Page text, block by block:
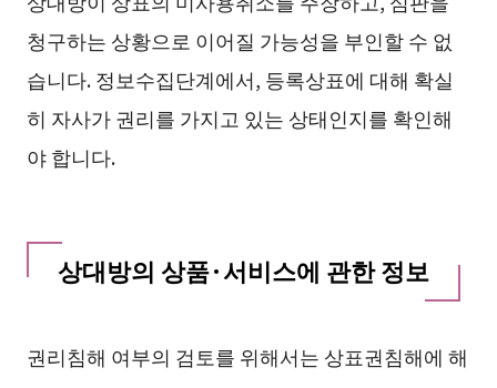
청구하는 상황으로 이어질 가능성을 부인할 수 없
습니다. 정보수집단계에서, 등록상표에 대해 확실
히 자사가 권리를 가지고 있는 상태인지를 확인해
야 합니다.
상대방의 상품·서비스에 관한 정보
권리침해 여부의 검토를 위해서는 상표권침해에 해